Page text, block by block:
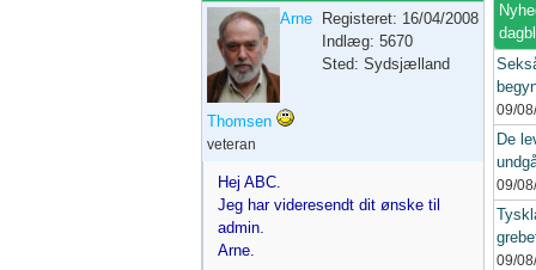
Arne
Thomsen
veteran
Registeret: 16/04/2008
Indlæg: 5670
Sted: Sydsjælland
Hej ABC.
Jeg har videresendt dit ønske til
admin.
Arne.
09/
De
09/
09/